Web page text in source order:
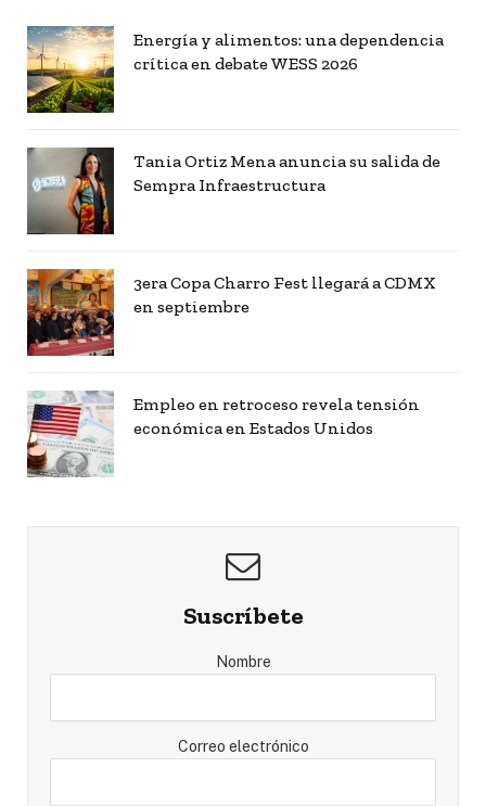
Energía y alimentos: una dependencia
crítica en debate WESS 2026
Tania Ortiz Mena anuncia su salida de
Sempra Infraestructura
3era Copa Charro Fest llegará a CDMX
en septiembre
Empleo en retroceso revela tensión
económica en Estados Unidos
Suscríbete
Nombre
Correo electrónico